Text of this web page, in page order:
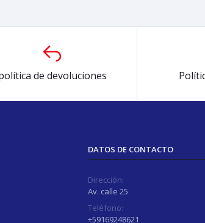
de devoluciones
DATOS DE CONTACTO
Dirección:
Av. calle 25
Teléfono:
+59169248621